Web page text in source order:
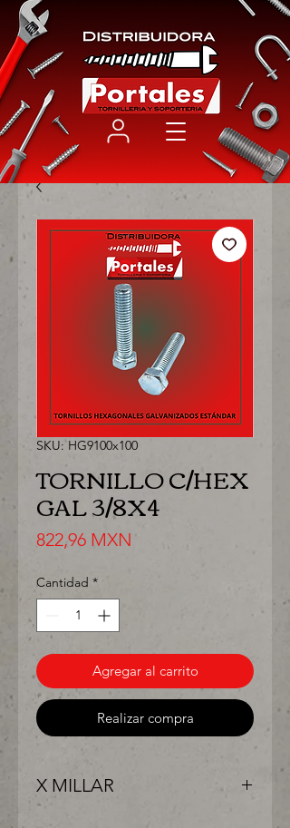
SKU: HG9100x100
TORNILLO C/HEX
GAL 3/8X4
822,96 MXN
Cantidad *
Agregar al carrito
Realizar compra
X MILLAR